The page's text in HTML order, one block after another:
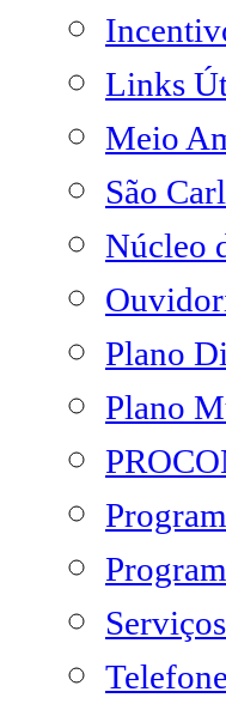
Links
Meio
São
Núcleo
Plano
Plano